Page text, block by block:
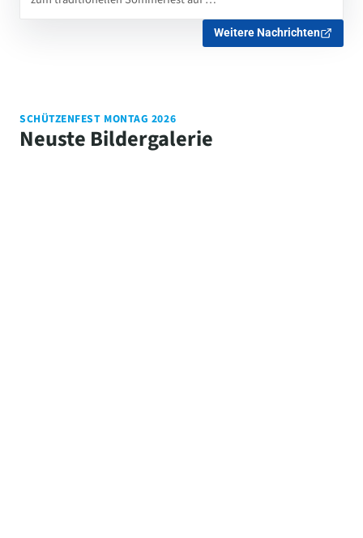
Weitere Nachrichten
SCHÜTZENFEST MONTAG 2026
Neuste Bildergalerie